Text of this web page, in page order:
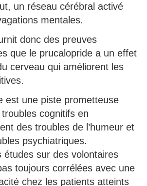
un réseau cérébral activé
mentales.
donc des preuves
que le prucalopride a un effet
cerveau qui améliorent les
est une piste prometteuse
cognitifs en
des troubles de l’humeur et
psychiatriques.
études sur des volontaires
toujours corrélées avec une
chez les patients atteints